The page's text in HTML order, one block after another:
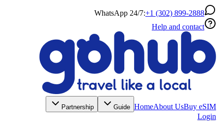
WhatsApp 24/7:+1 (302) 899-2888
Help and contact
HomeAbout UsBuy eSIM
Guide
Partnership
Login